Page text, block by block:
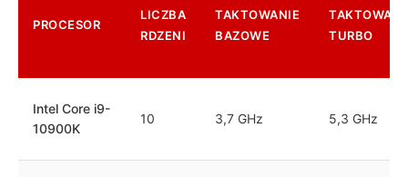
PROCESOR
LICZBA
RDZENI
TAKTOWANIE
BAZOWE
TURBO
Intel Core i9-
10900K
10 3,7 GHz 5,3 GHz